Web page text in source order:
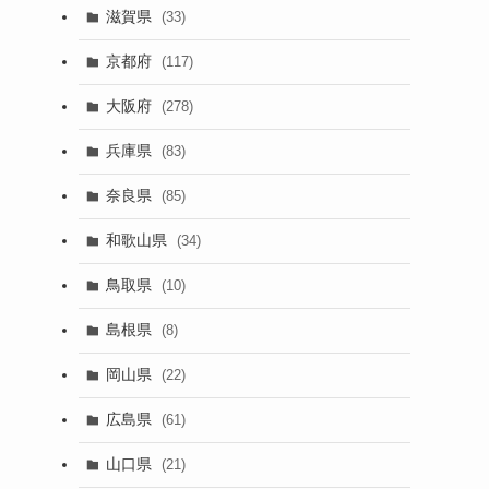
滋賀県 (33)
京都府 (117)
大阪府 (278)
兵庫県 (83)
奈良県 (85)
和歌山県 (34)
鳥取県 (10)
島根県 (8)
岡山県 (22)
広島県 (61)
山口県 (21)